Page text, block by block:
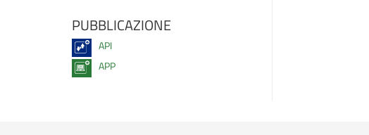
PUBBLICAZIONE
API
APP